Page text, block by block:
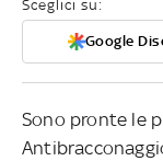
Sceglici su:
Google
Sono pronte le